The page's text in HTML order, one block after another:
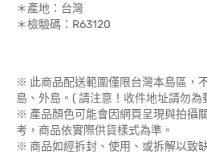
＊產地：台灣
＊檢驗碼：R63120
※ 此商品配送範圍僅限台灣本島區，
島、外島。( 請注意！收件地址請勿
※ 產品顏色可能會因網頁呈現與拍攝
考，商品依實際供貨樣式為準。
※ 商品如經拆封、使用、或拆解以致